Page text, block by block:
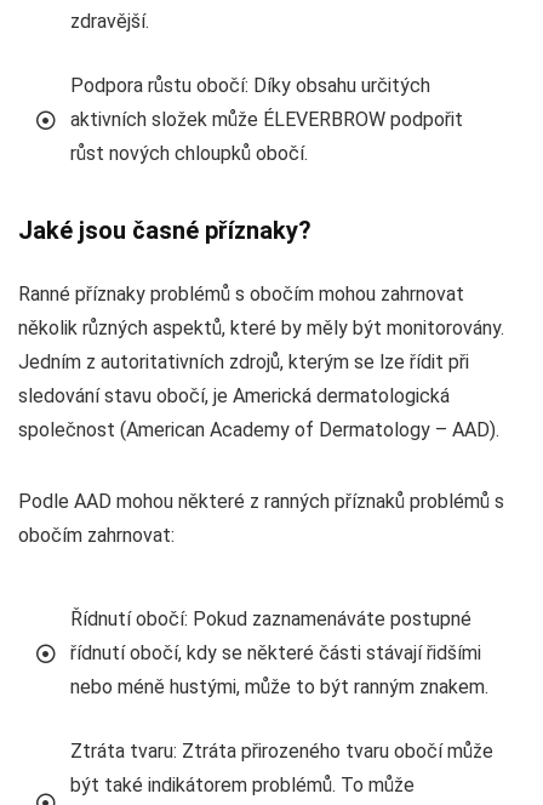
zdravější.
Podpora růstu obočí: Díky obsahu určitých
aktivních složek může ÉLEVERBROW podpořit
růst nových chloupků obočí.
Jaké jsou časné příznaky?
Ranné příznaky problémů s obočím mohou zahrnovat
několik různých aspektů, které by měly být monitorovány.
Jedním z autoritativních zdrojů, kterým se lze řídit při
sledování stavu obočí, je Americká dermatologická
společnost (American Academy of Dermatology – AAD).
Podle AAD mohou některé z ranných příznaků problémů s
obočím zahrnovat:
Řídnutí obočí: Pokud zaznamenáváte postupné
řídnutí obočí, kdy se některé části stávají řidšími
nebo méně hustými, může to být ranným znakem.
Ztráta tvaru: Ztráta přirozeného tvaru obočí může
být také indikátorem problémů. To může